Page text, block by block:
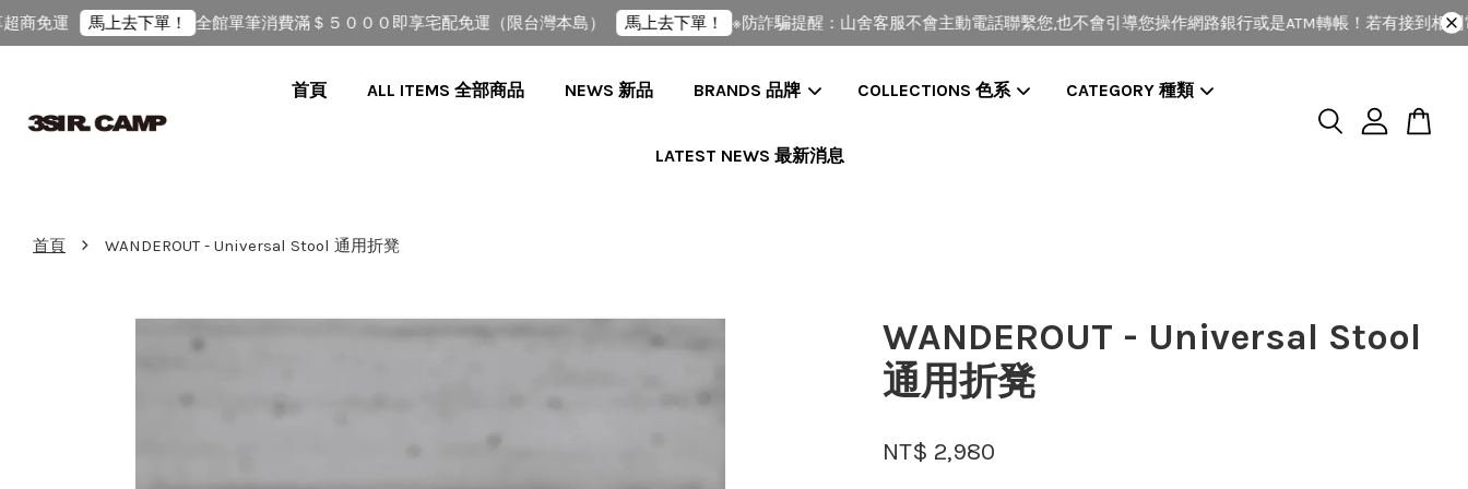
免運 馬上去下單！ 全館單筆消費滿＄５０００即享宅配免運（限台灣本島） 馬上去下單！ ※防詐騙提醒：山舍客服不會主動電話聯繫您,也不會引導您操作網路銀行或是ATM轉帳！若有接到相關電
首頁 ALL ITEMS 全部商品 NEWS 新品 BRANDS 品牌 COLLECTIONS 色系 CATEGORY 種類
LATEST NEWS 最新消息
首頁 › WANDEROUT - Universal Stool 通用折凳
WANDEROUT - Universal Stool
通用折凳
NT$ 2,980